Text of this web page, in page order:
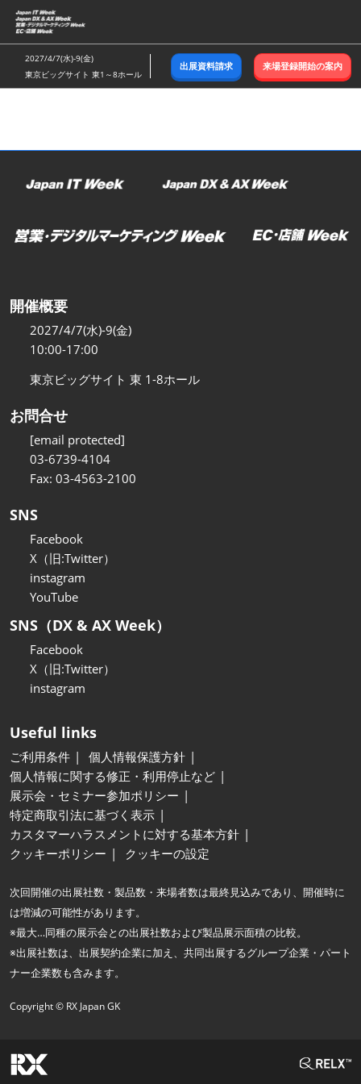
ス
キ
ッ
し
む
2027/4/7(水)-9(金)
東京ビッグサイト 東1～8ホール
出展資料請求 来場登録開始の案内
開催概要
2027/4/7(水)-9(金)
10:00-17:00
東京ビッグサイト 東 1-8ホール
お問合せ
[email protected]
03-6739-4104
Fax: 03-4563-2100
SNS
Facebook
X（旧:Twitter）
instagram
YouTube
SNS（DX & AX Week）
Facebook
X（旧:Twitter）
instagram
Useful links
ご利用条件
個人情報保護方針
個人情報に関する修正・利用停止など
展示会・セミナー参加ポリシー
特定商取引法に基づく表示
カスタマーハラスメントに対する基本方針
クッキーポリシー
クッキーの設定
次回開催の出展社数・製品数・来場者数は最終見込みであり、開催時に
は増減の可能性があります。
※最大…同種の展示会との出展社数および製品展示面積の比較。
※出展社数は、出展契約企業に加え、共同出展するグループ企業・パート
ナー企業数も含みます。
Copyright © RX Japan GK